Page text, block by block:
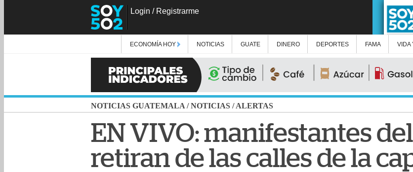
Login / Registrarme
ECONOMÍA HOY NOTICIAS GUATE DINERO DEPORTES FAMA VIDA
NOTICIAS GUATEMALA /NOTICIAS /ALERTAS
EN VIVO: manifestantes del
retiran de las calles de la